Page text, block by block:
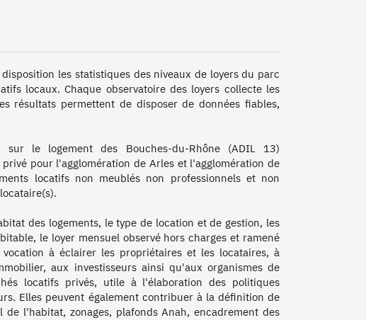
les statistiques des niveaux de loyers du parc
locaux. Chaque observatoire des loyers collecte les
résultats permettent de disposer de données fiables,
sur le logement des Bouches-du-Rhône (ADIL 13)
pour l'agglomération de Arles et l'agglomération de
locatifs non meublés non professionnels et non
des logements, le type de location et de gestion, les
le loyer mensuel observé hors charges et ramené
à éclairer les propriétaires et les locataires, à
aux investisseurs ainsi qu'aux organismes de
locatifs privés, utile à l'élaboration des politiques
Elles peuvent également contribuer à la définition de
l'habitat, zonages, plafonds Anah, encadrement des